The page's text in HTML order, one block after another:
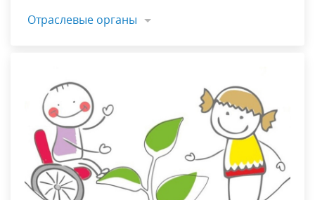
Отраслевые органы